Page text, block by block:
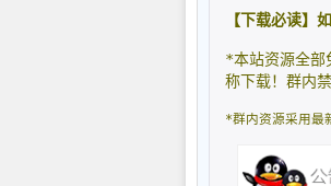
【下载必读】
*本站资源全部
称下载！群内
*群内资源采用最